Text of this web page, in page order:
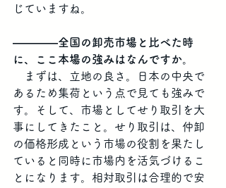
じていますね。
――――全国の卸売市場と比べた時
に、ここ本場の強みはなんですか。
まずは、立地の良さ。日本の中央で
あるため集荷という点で見ても強みで
す。そして、市場としてせり取引を大
事にしてきたこと。せり取引は、仲卸
の価格形成という市場の役割を果たし
ていると同時に市場内を活気づけるこ
とになります。相対取引は合理的で安